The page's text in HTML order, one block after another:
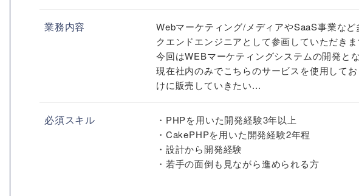
業務内容
Webマーケティング/メディアやSaaS事業な
クエンドエンジニアとして参画していただきま
今回はWEBマーケティングシステムの開発とな
現在社内のみでこちらのサービスを使用して
けに販売していきたい...
必須スキル
・PHPを用いた開発経験3年以上
・CakePHPを用いた開発経験2年程
・設計から開発経験
・若手の面倒も見ながら進められる方